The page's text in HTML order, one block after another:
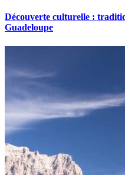
Découverte culturelle :
Guadeloupe